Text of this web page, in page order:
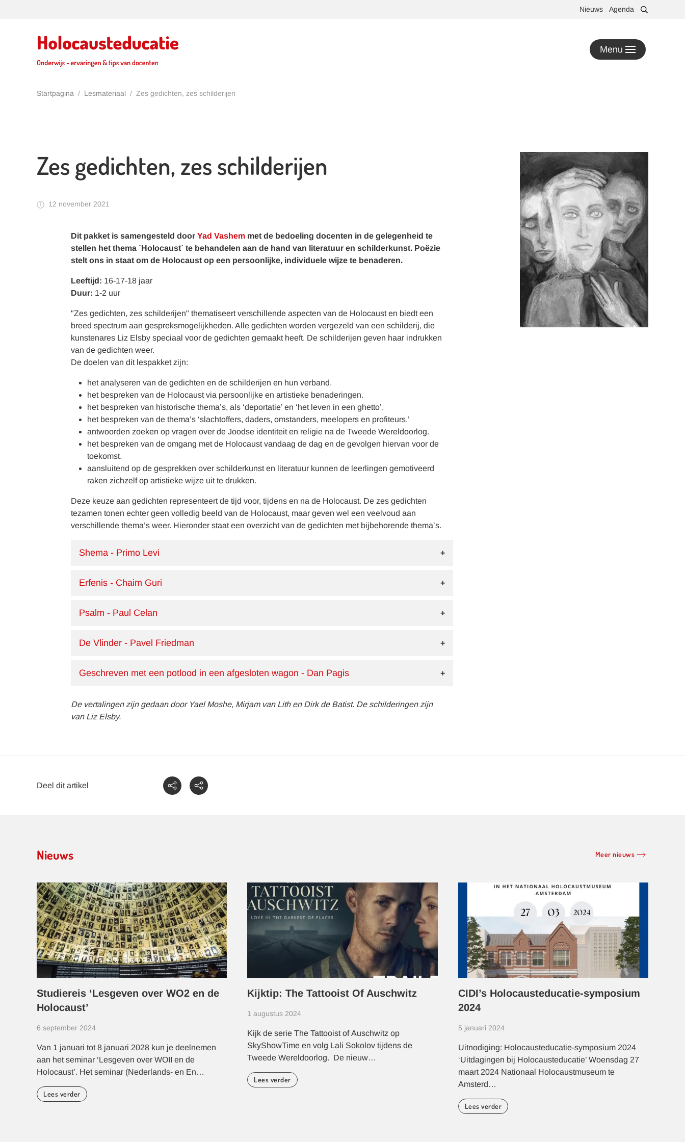
Nieuws Agenda
Menu
Startpagina Lesmateriaal Zes gedichten, zes schilderijen
Zes gedichten, zes schilderijen
12 november 2021
Dit pakket is samengesteld door Yad Vashem met de bedoeling docenten in de gelegenheid te
stellen het thema ´Holocaust´ te behandelen aan de hand van literatuur en schilderkunst. Poëzie
stelt ons in staat om de Holocaust op een persoonlijke, individuele wijze te benaderen.
Leeftijd: 16-17-18 jaar
Duur: 1-2 uur
"Zes gedichten, zes schilderijen" thematiseert verschillende aspecten van de Holocaust en biedt een
breed spectrum aan gespreksmogelijkheden. Alle gedichten worden vergezeld van een schilderij, die
kunstenares Liz Elsby speciaal voor de gedichten gemaakt heeft. De schilderijen geven haar indrukken
van de gedichten weer.
De doelen van dit lespakket zijn:
het analyseren van de gedichten en de schilderijen en hun verband.
het bespreken van de Holocaust via persoonlijke en artistieke benaderingen.
het bespreken van historische thema’s, als ‘deportatie’ en ‘het leven in een ghetto’.
het bespreken van de thema’s ‘slachtoffers, daders, omstanders, meelopers en profiteurs.’
antwoorden zoeken op vragen over de Joodse identiteit en religie na de Tweede Wereldoorlog.
het bespreken van de omgang met de Holocaust vandaag de dag en de gevolgen hiervan voor de
toekomst.
aansluitend op de gesprekken over schilderkunst en literatuur kunnen de leerlingen gemotiveerd
raken zichzelf op artistieke wijze uit te drukken.
Deze keuze aan gedichten representeert de tijd voor, tijdens en na de Holocaust. De zes gedichten
tezamen tonen echter geen volledig beeld van de Holocaust, maar geven wel een veelvoud aan
verschillende thema’s weer. Hieronder staat een overzicht van de gedichten met bijbehorende thema’s.
Shema - Primo Levi
Erfenis - Chaim Guri
Psalm - Paul Celan
De Vlinder - Pavel Friedman
Geschreven met een potlood in een afgesloten wagon - Dan Pagis
De vertalingen zijn gedaan door Yael Moshe, Mirjam van Lith en Dirk de Batist. De schilderingen zijn
van Liz Elsby.
Deel dit artikel
Nieuws Meer nieuws
Studiereis ‘Lesgeven over WO2 en de
Holocaust’
6 september 2024
Van 1 januari tot 8 januari 2028 kun je deelnemen
aan het seminar ‘Lesgeven over WOII en de
Holocaust’. Het seminar (Nederlands- en En…
Lees verder
Kijktip: The Tattooist Of Auschwitz
1 augustus 2024
Kijk de serie The Tattooist of Auschwitz op
SkyShowTime en volg Lali Sokolov tijdens de
Tweede Wereldoorlog. De nieuw…
Lees verder
CIDI’s Holocausteducatie-symposium
2024
5 januari 2024
Uitnodiging: Holocausteducatie-symposium 2024
‘Uitdagingen bij Holocausteducatie’ Woensdag 27
maart 2024 Nationaal Holocaustmuseum te
Amsterd…
Lees verder